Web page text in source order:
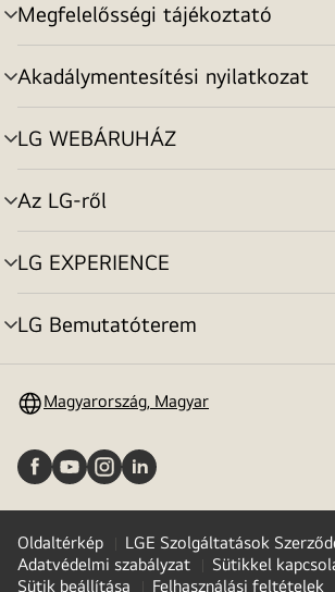
Megfelelősségi tájékoztató
menu
toggle
Akadálymentesítési nyilatkozat
menu
toggle
LG WEBÁRUHÁZ
menu
toggle
Az LG-ről
menu
toggle
LG EXPERIENCE
menu
toggle
LG Bemutatóterem
menu
Magyarország, Magyar
Oldaltérkép
LGE Szolgáltatások
Adatvédelmi szabályzat
Sütikkel
Sütik beállítása
Felhasználási feltételek